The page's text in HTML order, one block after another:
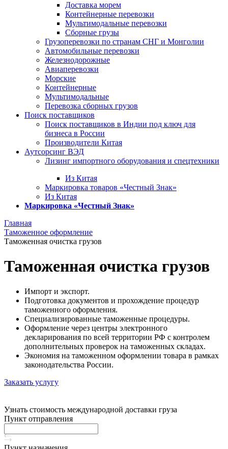
Доставка морем
Контейнерные перевозки
Мультимодальные перевозки
Сборные грузы
Грузоперевозки по странам СНГ и Монголии
Автомобильные перевозки
Железнодорожные
Авиаперевозки
Морские
Контейнерные
Мультимодальные
Перевозка сборных грузов
Поиск поставщиков
Поиск поставщиков в Индии под ключ для
бизнеса в России
Производители Китая
Аутсорсинг ВЭД
Лизинг импортного оборудования и спецтехники
Из Китая
Маркировка товаров «Честный Знак»
Из Китая
Маркировка «Честный Знак»
Главная
Таможенное оформление
Таможенная очистка грузов
Таможенная очистка грузов
Импорт и экспорт.
Подготовка документов и прохождение процедур
таможенного оформления.
Специализированные таможенные процедуры.
Оформление через центры электронного
декларирования по всей территории РФ с контролем
дополнительных проверок на таможенных складах.
Экономия на таможенном оформлении товара в рамках
законодательства России.
Заказать услугу
Узнать стоимость международной доставки груза
Пункт отправления